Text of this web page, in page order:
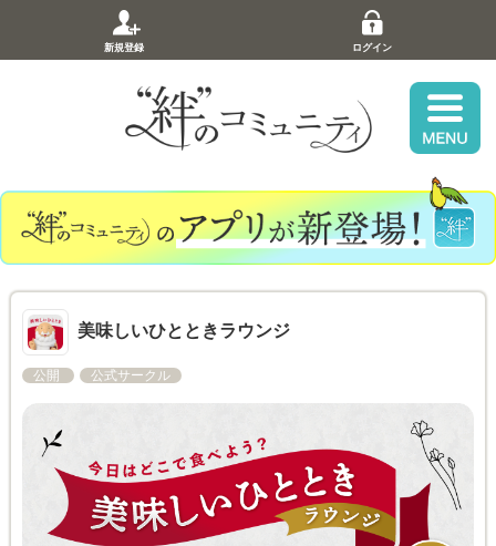
新規登録 ログイン
美味しいひとときラウンジ
公開 公式サークル